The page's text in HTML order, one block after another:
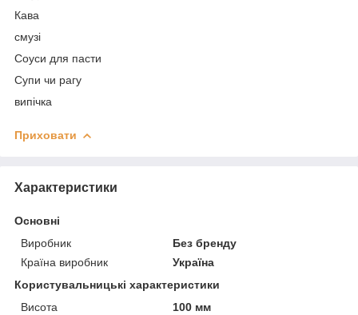
Кава
смузі
Соуси для пасти
Супи чи рагу
випічка
Приховати
Характеристики
Основні
Виробник
Без бренду
Країна виробник
Україна
Користувальницькі характеристики
Висота
100 мм